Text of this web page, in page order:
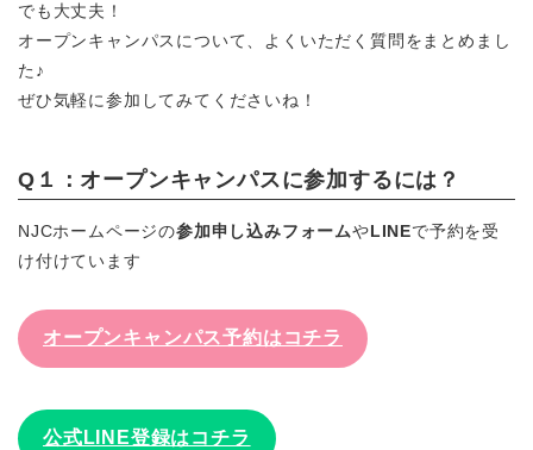
でも大丈夫！
オープンキャンパスについて、よくいただく質問をまとめまし
た♪
ぜひ気軽に参加してみてくださいね！
Q１：オープンキャンパスに参加するには？
NJCホームページの参加申し込みフォームやLINEで予約を受
け付けています
オープンキャンパス予約はコチラ
公式LINE登録はコチラ